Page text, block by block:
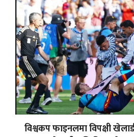
विश्वकप फाइनलमा विपक्षी